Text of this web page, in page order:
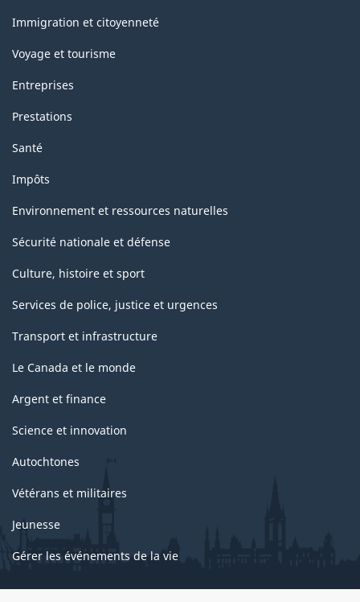
sujets
Immigration et citoyenneté
Voyage et tourisme
Entreprises
Prestations
Santé
Impôts
Environnement et ressources naturelles
Sécurité nationale et défense
Culture, histoire et sport
Services de police, justice et urgences
Transport et infrastructure
Le Canada et le monde
Argent et finance
Science et innovation
Autochtones
Vétérans et militaires
Jeunesse
Gérer les événements de la vie